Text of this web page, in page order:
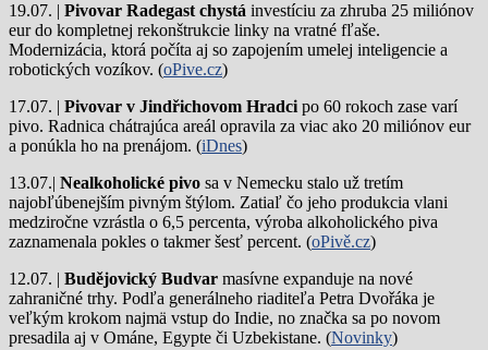
19.07. | Pivovar Radegast chystá investíciu za zhruba 25 miliónov
eur do kompletnej rekonštrukcie linky na vratné fľaše.
Modernizácia, ktorá počíta aj so zapojením umelej inteligencie a
robotických vozíkov. (oPive.cz)
17.07. | Pivovar v Jindřichovom Hradci po 60 rokoch zase varí
pivo. Radnica chátrajúca areál opravila za viac ako 20 miliónov eur
a ponúkla ho na prenájom. (iDnes)
13.07.| Nealkoholické pivo sa v Nemecku stalo už tretím
najobľúbenejším pivným štýlom. Zatiaľ čo jeho produkcia vlani
medziročne vzrástla o 6,5 percenta, výroba alkoholického piva
zaznamenala pokles o takmer šesť percent. (oPivě.cz)
12.07. | Budějovický Budvar masívne expanduje na nové
zahraničné trhy. Podľa generálneho riaditeľa Petra Dvořáka je
veľkým krokom najmä vstup do Indie, no značka sa po novom
presadila aj v Ománe, Egypte či Uzbekistane. (Novinky)